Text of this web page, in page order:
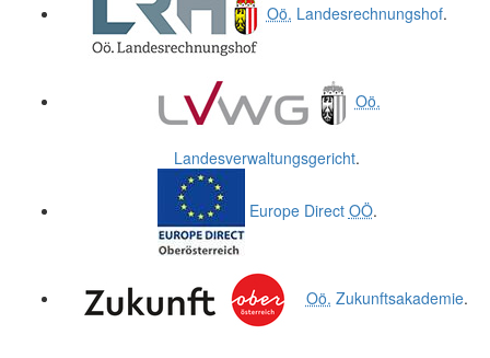
Oö. Landesrechnungshof.
Oö.
Landesverwaltungsgericht.
Europe Direct OÖ.
Oö. Zukunftsakademie.